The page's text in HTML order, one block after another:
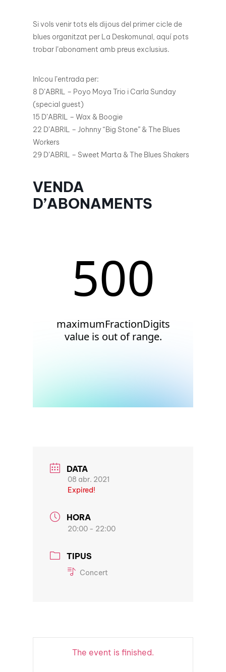
Si vols venir tots els dijous del primer cicle de
blues organitzat per La Deskomunal, aquí pots
trobar l’abonament amb preus exclusius.
Inlcou l’entrada per:
8 D’ABRIL – Poyo Moya Trio i Carla Sunday
(special guest)
15 D’ABRIL – Wax & Boogie
22 D’ABRIL – Johnny “Big Stone” & The Blues
Workers
29 D’ABRIL – Sweet Marta & The Blues Shakers
VENDA
D’ABONAMENTS
DATA
08 abr. 2021
Expired!
HORA
20:00 - 22:00
TIPUS
Concert
The event is finished.